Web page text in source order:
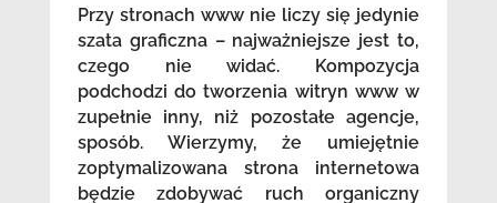
Przy stronach www nie liczy się jedynie
szata graficzna – najważniejsze jest to,
czego nie widać. Kompozycja
podchodzi do tworzenia witryn www w
zupełnie inny, niż pozostałe agencje,
sposób. Wierzymy, że umiejętnie
zoptymalizowana strona internetowa
będzie zdobywać ruch organiczny